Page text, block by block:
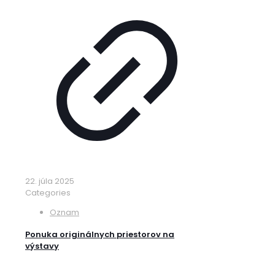
22. júla 2025
Categories
Oznam
Ponuka originálnych priestorov na
výstavy